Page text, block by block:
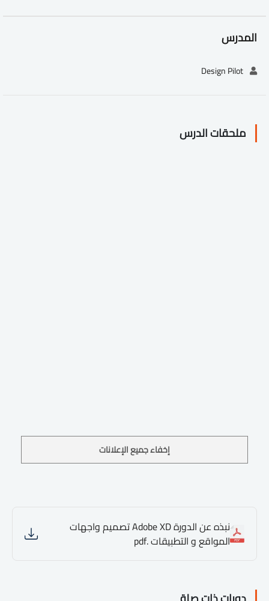
المدرس
ملحقات الدرس
إخفاء جميع الإعلانات
نبذه عن الدورة Adobe XD تصميم واجهات
المواقع و التطبيقات .pdf